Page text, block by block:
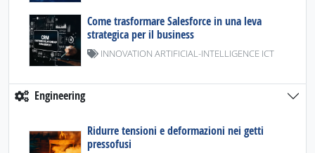
Come trasformare Salesforce in una leva
strategica per il business
INNOVATION ARTIFICIAL-INTELLIGENCE ICT
Engineering
Ridurre tensioni e deformazioni nei getti
pressofusi